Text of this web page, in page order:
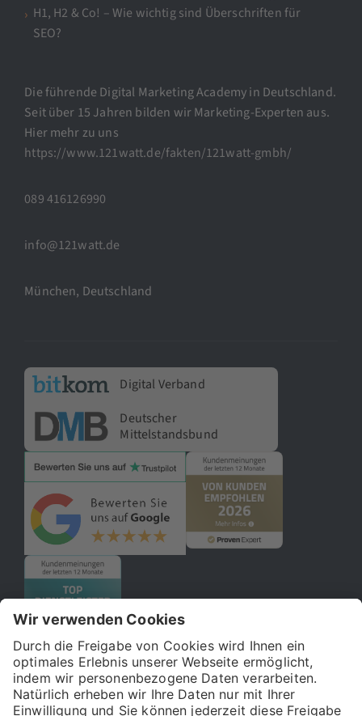
H1, H2 & Co! – Wie wichtig sind Überschriften für
SEO?
Die führende Digital Marketing Academy in Deutschland.
Seit über 15 Jahren bilden wir Marketing-Experten aus.
Hier mehr zu uns
https://www.121watt.de/fakten/121watt-gmbh/
089 416126990
info@121watt.de
München, Deutschland
Digital Verband
Deutscher
Mittelstandsbund